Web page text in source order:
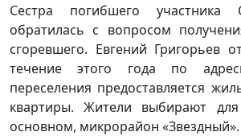
Сестра погибшего
обратилась с вопросом
сгоревшего. Евгений Григорьев
течение этого года по
переселения предоставляется
квартиры. Жители выбирают
основном, микрорайон «Звездный».